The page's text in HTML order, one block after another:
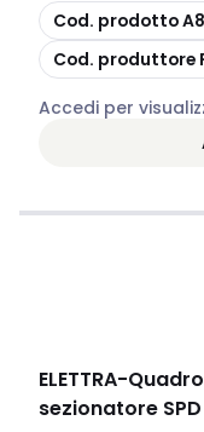
copia
Cod. prodotto
copia
Cod. produttore
Accedi per
ELETTRA-
sezionatore SPD